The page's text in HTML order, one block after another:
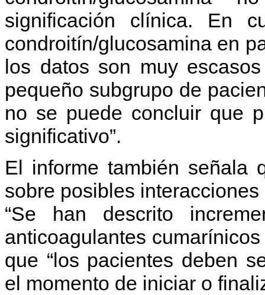
significación clínica. En
condroitín/glucosamina en
los datos son muy
pequeño subgrupo de
no se puede concluir que
significativo”.
El informe también señala
sobre posibles
“Se han descrito
anticoagulantes
que “los pacientes deben
el momento de iniciar o